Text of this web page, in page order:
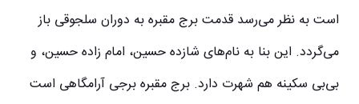
است به نظر می‌رسد قدمت برج مقبره به دوران سلجوقی باز
می‌گردد. این بنا به نام‌های شازده حسین، امام زاده حسین، و
بی‌بی سکینه هم شهرت دارد. برج مقبره برجی آرامگاهی است